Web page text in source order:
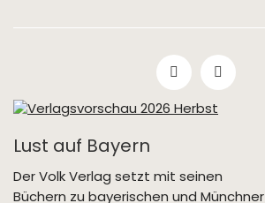
Lust auf Bayern
Der Volk Verlag setzt mit seinen
Büchern zu bayerischen und Münchner